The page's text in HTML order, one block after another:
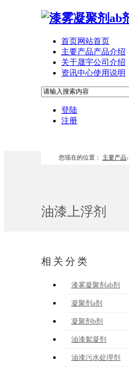
首页网站首页
主要产品产品介绍
关于晟宇公司介绍
资讯中心使用说明
登陆
注册
您现在的位置： 主要产品›
油漆上浮剂
相关分类
漆雾凝聚剂ab剂
凝聚剂a剂
凝聚剂b剂
油漆絮凝剂
油漆污水处理剂